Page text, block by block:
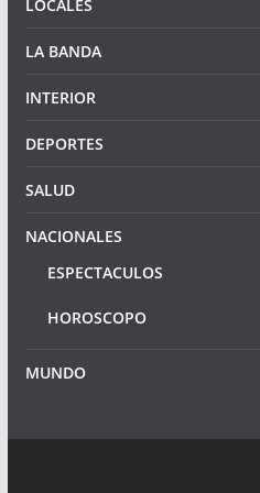
LOCALES
LA BANDA
INTERIOR
DEPORTES
SALUD
NACIONALES
ESPECTACULOS
HOROSCOPO
MUNDO